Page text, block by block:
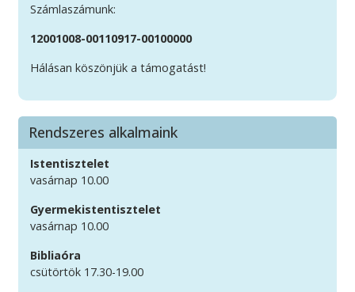
Számlaszámunk:
12001008-00110917-00100000
Hálásan köszönjük a támogatást!
Rendszeres alkalmaink
Istentisztelet
vasárnap 10.00
Gyermekistentisztelet
vasárnap 10.00
Bibliaóra
csütörtök 17.30-19.00